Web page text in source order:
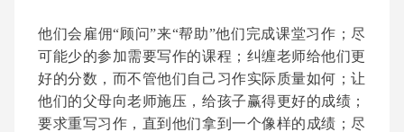
他们会雇佣“顾问”来“帮助”他们完成课堂习作；尽
可能少的参加需要写作的课程；纠缠老师给他们更
好的分数，而不管他们自己习作实际质量如何；让
他们的父母向老师施压，给孩子赢得更好的成绩；
要求重写习作，直到他们拿到一个像样的成绩；尽